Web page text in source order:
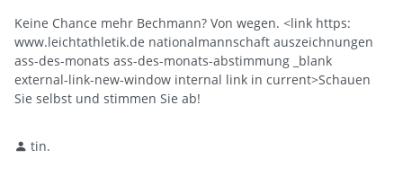
Keine Chance mehr Bechmann? Von wegen. <link https:
www.leichtathletik.de nationalmannschaft auszeichnungen
ass-des-monats ass-des-monats-abstimmung _blank
external-link-new-window internal link in current>Schauen
Sie selbst und stimmen Sie ab!
tin.